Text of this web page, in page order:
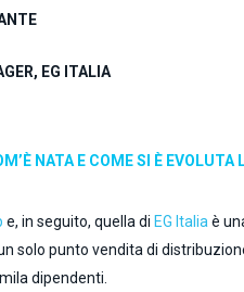
EG ITALIA
NATA E COME SI È EVOLUTA
e, in seguito, quella di EG Italiaè
solo punto vendita di
dipendenti.